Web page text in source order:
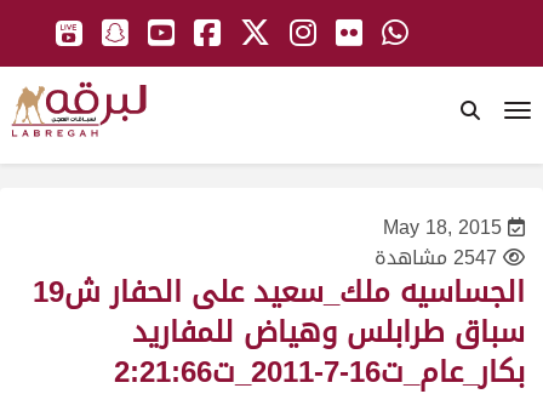
May 18, 2015
2547 مشاهدة
الجساسيه ملك_سعيد على الحفار ش19
سباق طرابلس وهياض للمفاريد
بكار_عام_ت16-7-2011_ت2:21:66